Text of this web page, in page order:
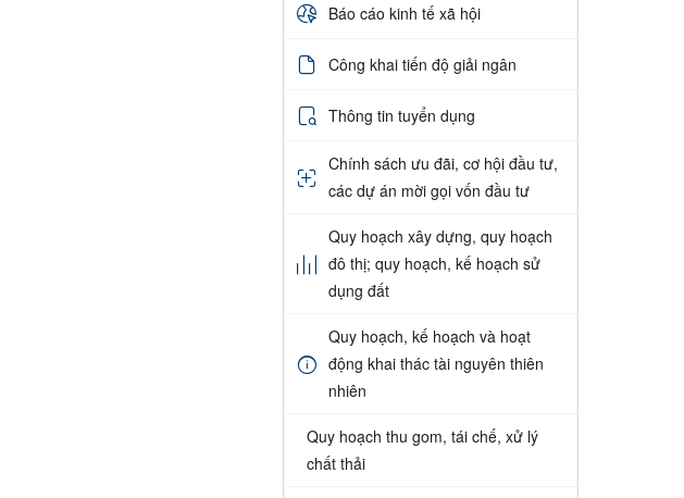
Báo cáo kinh tế xã hội
Công khai tiến độ giải ngân
Thông tin tuyển dụng
Chính sách ưu đãi, cơ hội đầu tư,
các dự án mời gọi vốn đầu tư
Quy hoạch xây dựng, quy hoạch
đô thị; quy hoạch, kế hoạch sử
dụng đất
Quy hoạch, kế hoạch và hoạt
động khai thác tài nguyên thiên
nhiên
Quy hoạch thu gom, tái chế, xử lý
chất thải